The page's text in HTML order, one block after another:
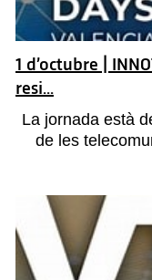
1 d’octubre |
resi...
La jornada està
de les